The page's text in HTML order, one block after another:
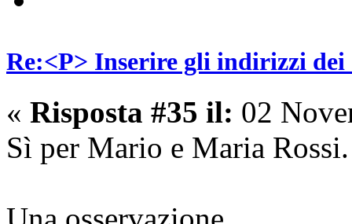
Re:<P> Inserire gli indirizzi
« Risposta #35 il: 02
Sì per Mario e Maria Rossi.